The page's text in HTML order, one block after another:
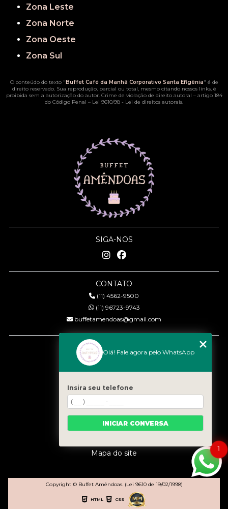
Zona Leste
Zona Norte
Zona Oeste
Zona Sul
O conteúdo do texto "Buffet Café da Manhã Corporativo Santa Efigênia" é de
direito reservado. Sua reprodução, parcial ou total, mesmo citando nossos links, é
proibida sem a autorização do autor. Crime de violação de direito autoral – artigo 184
do Código Penal – Lei 9610/98 - Lei de direitos autorais.
SIGA-NOS
CONTATO
(11) 4562-9500
(11) 96723-9743
buffetamendoas@gmail.com
MENU
Quem somos
Serviços
Eventos
Gastronomia
Contato
Mapa do site
Copyright © Buffet Amêndoas. (Lei 9610 de 19/02/1998)
HTML CSS
1
Olá! Fale agora pelo WhatsApp
Insira seu telefone
INICIAR CONVERSA